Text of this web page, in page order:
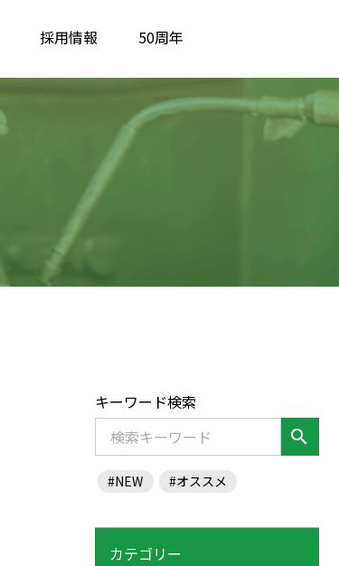
採用情報 50周年
キーワード検索
search
#NEW #オススメ
カテゴリー